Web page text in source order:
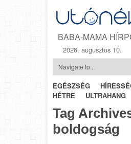
BABA-MAMA
2026. augusztus 10.
EGÉSZSÉG
HÉTRE
ULTRAHANG
Tag
boldogság